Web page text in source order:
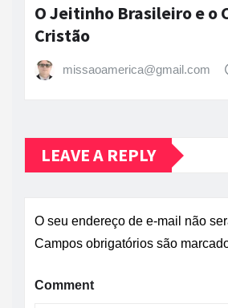
O Jeitinho Brasileiro e o
Cristão
missaoamerica@gmail.com
LEAVE A REPLY
O seu endereço de e-mail não
Campos obrigatórios são
Comment